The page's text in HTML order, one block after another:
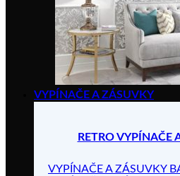
VYPÍNAČE A ZÁSUVKY
RETRO VYPÍNAČE
VYPÍNAČE A ZÁSUVKY